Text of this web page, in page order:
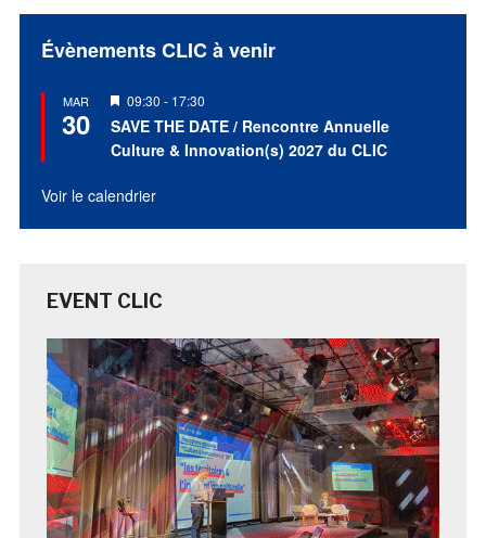
Évènements CLIC à venir
MAR
30
Mis
en
avant
09:30 - 17:30
SAVE THE DATE / Rencontre Annuelle
Culture & Innovation(s) 2027 du CLIC
Voir le calendrier
EVENT CLIC